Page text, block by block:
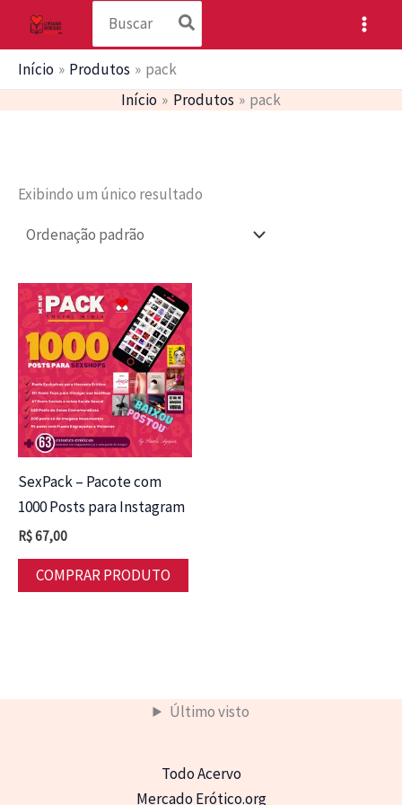
conteúdo
Início Produtos
pack
Início
Produtos pack
Exibindo um único resultado
SexPack – Pacote com
1000 Posts para Instagram
R$67,00
COMPRAR PRODUTO
Último visto
Todo Acervo
Mercado Erótico.org